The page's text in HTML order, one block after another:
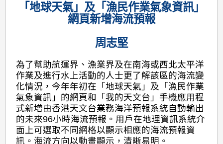
「地球天氣」及「漁民作業氣象資訊」
網頁新增海流預報
周志堅
為了幫助航運界、漁業界及在南海或西北太平洋
作業及進行水上活動的人士更了解該區的海流變
化情況，今年年初在「地球天氣」及「漁民作業
氣象資訊」的網頁和「我的天文台」手機應用程
式新增由香港天文台業務海洋預報系統自動輸出
的未來96小時海流預報。用戶在地理資訊系統介
面上可選取不同網格以顯示相應的海流預報資
訊。海流方向以動畫顯示，清晰易明。